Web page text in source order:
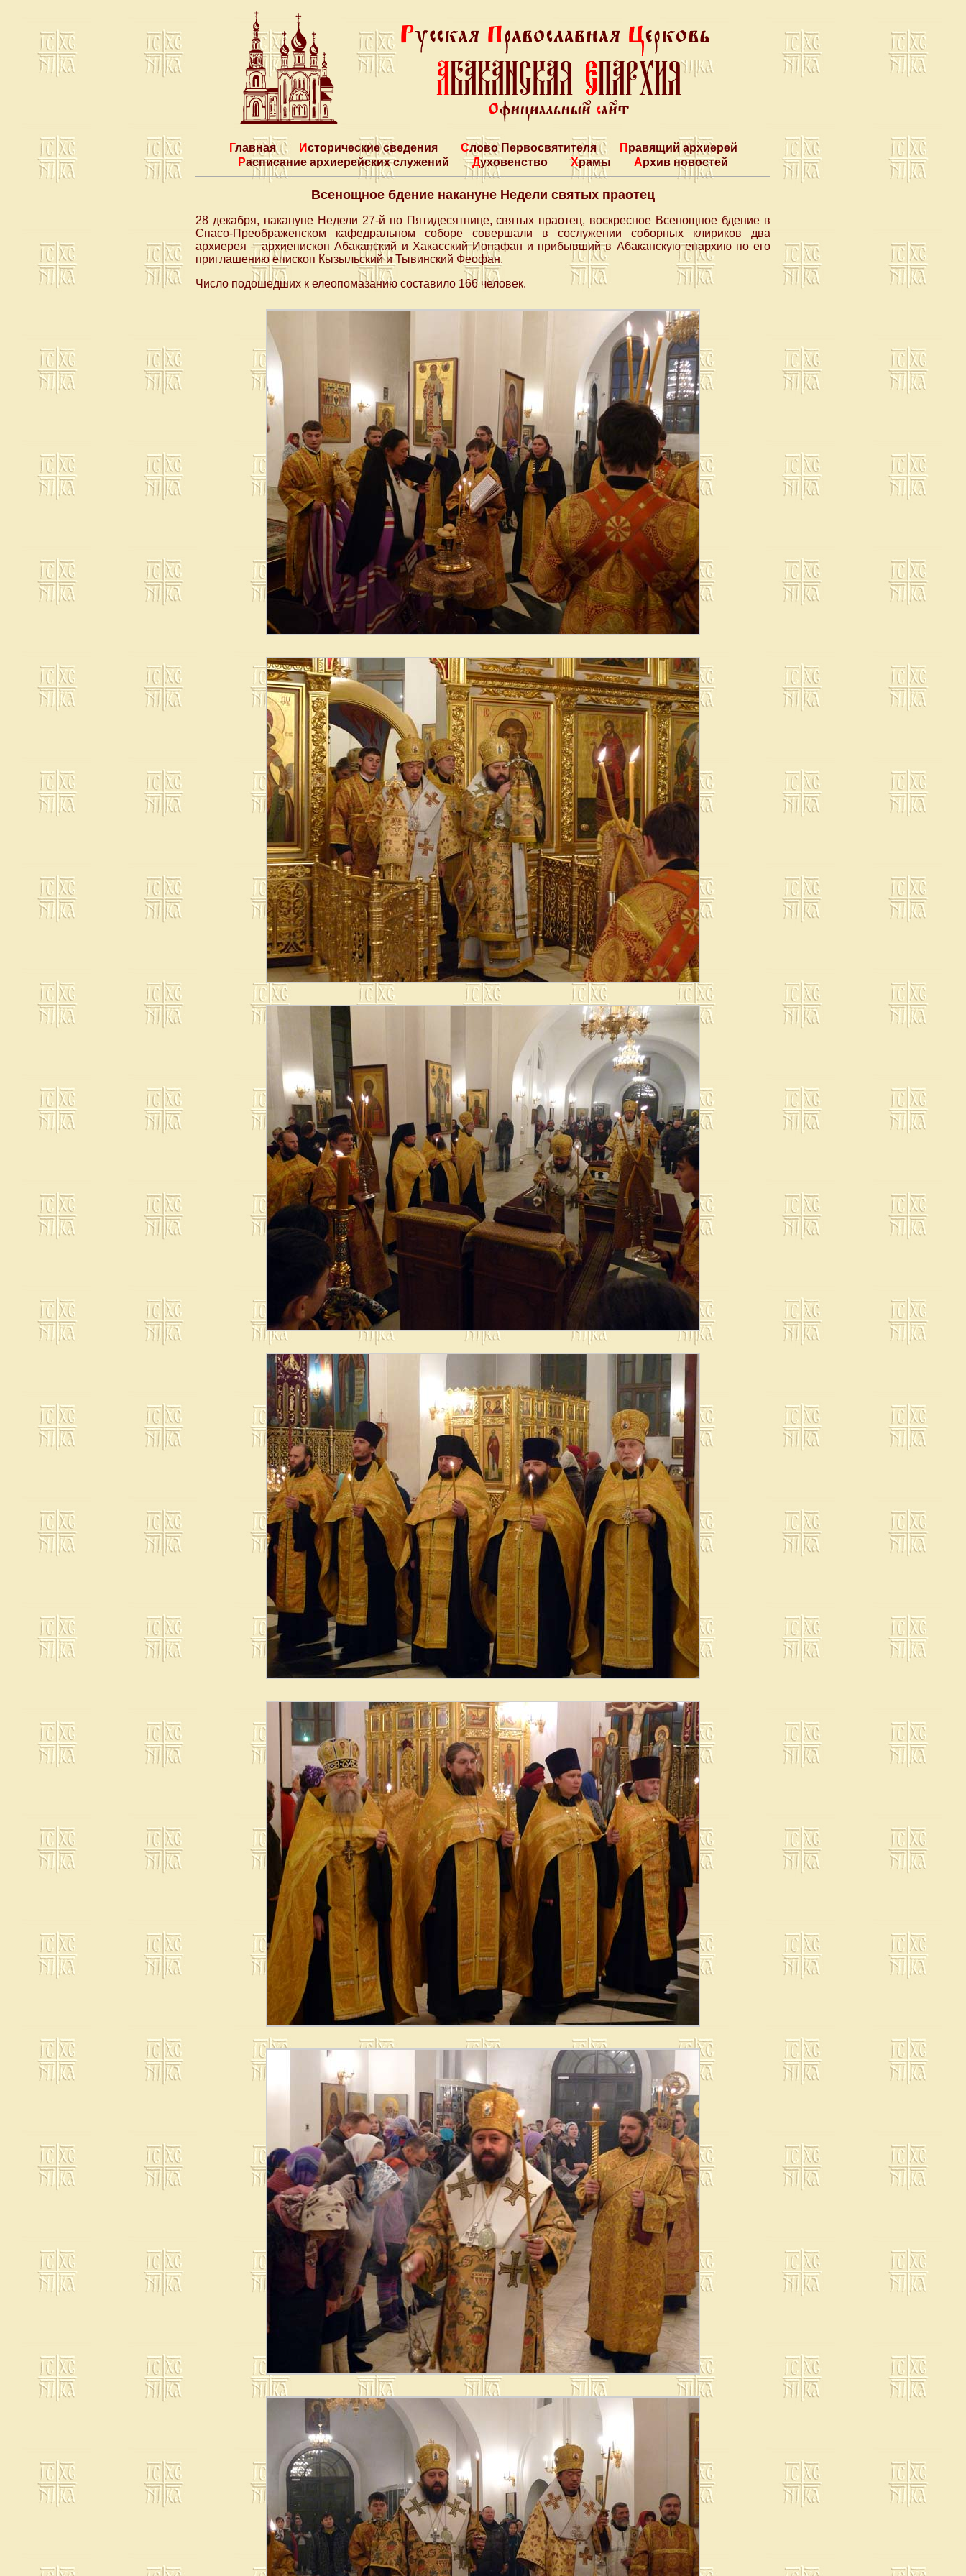
Главная Исторические сведения Слово Первосвятителя
Правящий архиерей
Расписание архиерейских служений
Духовенство Храмы Архив новостей
Всенощное бдение накануне Недели святых праотец
28 декабря, накануне Недели 27-й по Пятидесятнице, святых праотец, воскресное Всенощное бдение в
Спасо-Преображенском кафедральном соборе совершали в сослужении соборных клириков два
архиерея – архиепископ Абаканский и Хакасский Ионафан и прибывший в Абаканскую епархию по его
приглашению епископ Кызыльский и Тывинский Феофан.
Число подошедших к елеопомазанию составило 166 человек.